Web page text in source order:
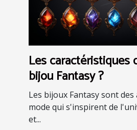
Les caractéristiques
bijou Fantasy ?
Les bijoux Fantasy sont des
mode qui s'inspirent de
et...